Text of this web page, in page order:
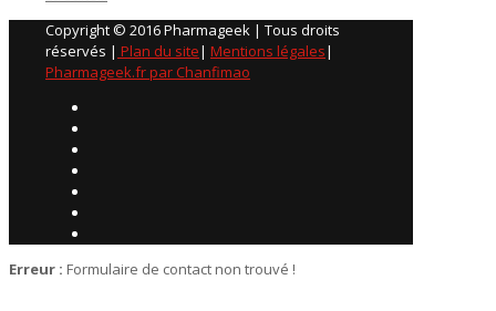
Copyright © 2016 Pharmageek | Tous droits
réservés | Plan du site| Mentions légales|
Pharmageek.fr par Chanfimao
Erreur : Formulaire de contact non trouvé !